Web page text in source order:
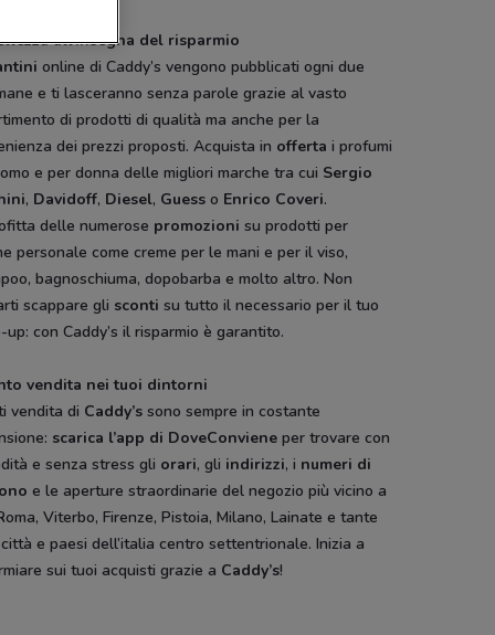
all’insegna del risparmio
online di Caddy’s vengono pubblicati ogni due
e ti lasceranno senza parole grazie al vasto
di prodotti di qualità ma anche per la
dei prezzi proposti. Acquista in offerta i profumi
e per donna delle migliori marche tra cui Sergio
, Davidoff, Diesel, Guess o Enrico Coveri.
delle numerose promozioni su prodotti per
personale come creme per le mani e per il viso,
bagnoschiuma, dopobarba e molto altro. Non
scappare gli sconti su tutto il necessario per il tuo
up: con Caddy’s il risparmio è garantito.
vendita nei tuoi dintorni
vendita di Caddy’s sono sempre in costante
scarica l’app di DoveConviene per trovare con
e senza stress gli orari, gli indirizzi, i numeri di
e le aperture straordinarie del negozio più vicino a
Viterbo, Firenze, Pistoia, Milano, Lainate e tante
e paesi dell’italia centro settentrionale. Inizia a
sui tuoi acquisti grazie a Caddy’s!